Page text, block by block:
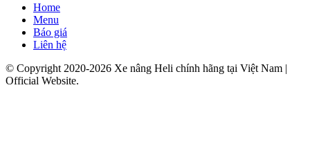
Home
Menu
Báo giá
Liên hệ
© Copyright 2020-2026 Xe nâng Heli chính hãng tại Việt Nam |
Official Website.